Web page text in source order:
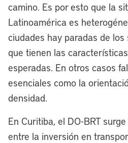
camino. Es por esto que la
Latinoamérica es
ciudades hay paradas de
que tienen las
esperadas. En otros casos
esenciales como la
densidad.
En Curitiba, el DO-BRT
entre la inversión en